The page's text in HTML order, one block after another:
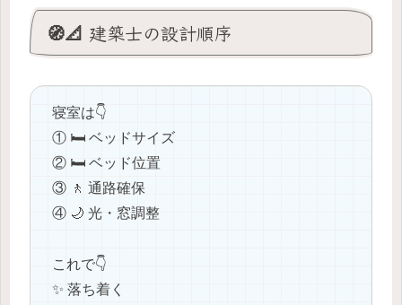
🧭📐 建築士の設計順序
寝室は👇
① 🛏️ ベッドサイズ
② 🛏️ ベッド位置
③ 🚶 通路確保
④ 🌙 光・窓調整
これで👇
✨ 落ち着く